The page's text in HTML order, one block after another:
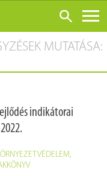
MUTATÁSA:
indikátorai
,